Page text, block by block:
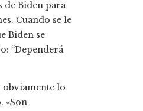
de Biden para
Cuando se le
Biden se
“Dependerá
obviamente lo
«Son